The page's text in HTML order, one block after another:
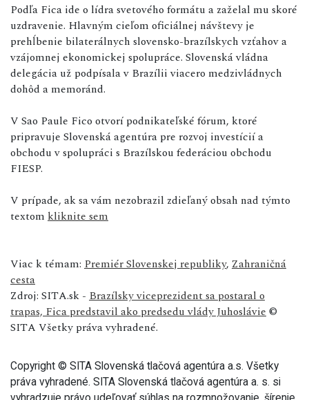
Podľa Fica ide o lídra svetového formátu a zaželal mu skoré
uzdravenie. Hlavným cieľom oficiálnej návštevy je
prehĺbenie bilaterálnych slovensko-brazílskych vzťahov a
vzájomnej ekonomickej spolupráce. Slovenská vládna
delegácia už podpísala v Brazílii viacero medzivládnych
dohôd a memoránd.
V Sao Paule Fico otvorí podnikateľské fórum, ktoré
pripravuje Slovenská agentúra pre rozvoj investícií a
obchodu v spolupráci s Brazílskou federáciou obchodu
FIESP.
V prípade, ak sa vám nezobrazil zdieľaný obsah nad týmto
textom kliknite sem
Viac k témam: Premiér Slovenskej republiky, Zahraničná
cesta
Zdroj: SITA.sk - Brazílsky viceprezident sa postaral o
trapas, Fica predstavil ako predsedu vlády Juhoslávie ©
SITA Všetky práva vyhradené.
Copyright © SITA Slovenská tlačová agentúra a.s. Všetky
práva vyhradené. SITA Slovenská tlačová agentúra a. s. si
vyhradzuje právo udeľovať súhlas na rozmnožovanie, šírenie